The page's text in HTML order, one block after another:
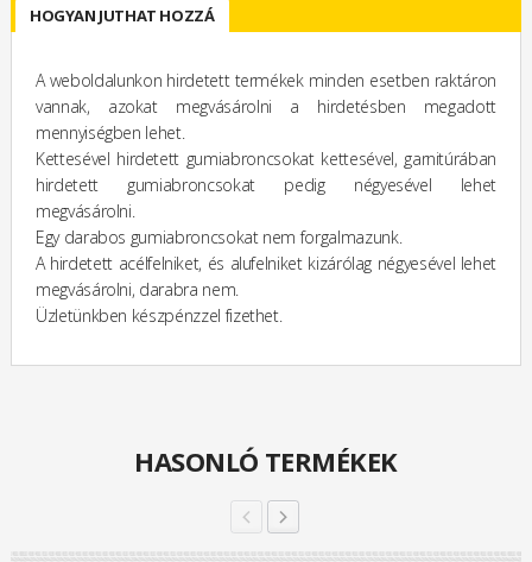
HOGYAN JUTHAT HOZZÁ
A weboldalunkon hirdetett termékek minden esetben raktáron
vannak, azokat megvásárolni a hirdetésben megadott
mennyiségben lehet.
Kettesével hirdetett gumiabroncsokat kettesével, garnitúrában
hirdetett gumiabroncsokat pedig négyesével lehet
megvásárolni.
Egy darabos gumiabroncsokat nem forgalmazunk.
A hirdetett acélfelniket, és alufelniket kizárólag négyesével lehet
megvásárolni, darabra nem.
Üzletünkben készpénzzel fizethet.
HASONLÓ TERMÉKEK